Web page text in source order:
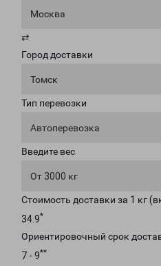
Москва
⇄
Город доставки
Томск
Тип перевозки
Автоперевозка
Введите вес
От 3000 кг
Стоимость доставки за 1 кг
34.9*
Ориентировочный срок
7 - 9**